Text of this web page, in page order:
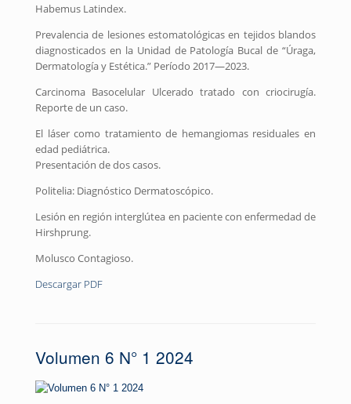
Habemus Latindex.
Prevalencia de lesiones estomatológicas en tejidos blandos
diagnosticados en la Unidad de Patología Bucal de “Úraga,
Dermatología y Estética.” Período 2017—2023.
Carcinoma Basocelular Ulcerado tratado con criocirugía.
Reporte de un caso.
El láser como tratamiento de hemangiomas residuales en
edad pediátrica.
Presentación de dos casos.
Politelia: Diagnóstico Dermatoscópico.
Lesión en región interglútea en paciente con enfermedad de
Hirshprung.
Molusco Contagioso.
Descargar PDF
Volumen 6 N° 1 2024